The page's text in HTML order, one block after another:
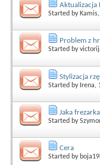
Aktualizacja
Started by Kamis
Problem z
Started by
Stylizacja
Started by Irena,
Jaka
Started by
Cera
Started by